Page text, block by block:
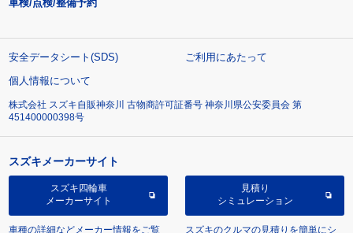
車検/点検/整備予約
安全データシート(SDS)
ご利用にあたって
個人情報について
株式会社 スズキ自販神奈川 古物商許可証番号 神奈川県公安委員会 第
451400000398号
スズキメーカーサイト
スズキ四輪車
メーカーサイト
車種の詳細などメーカー情報をご覧
見積り
シミュレーション
スズキのクルマの見積りを簡単にシ